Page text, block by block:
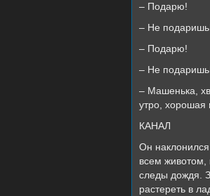
– Подарю!
– Не
– Подарю!
– Не
– Машенька,
утро, хорошая
КАНАЛ
Он
всем животом,
следы дождя.
растереть в